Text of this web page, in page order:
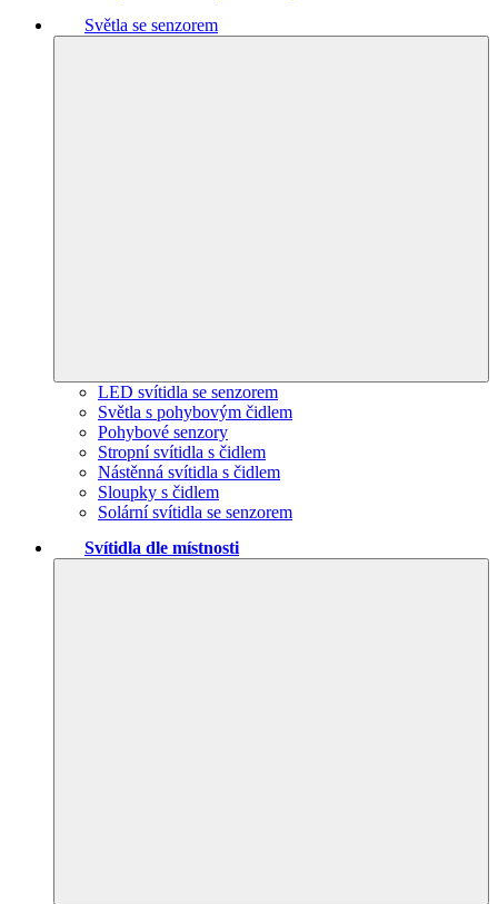
Světla se senzorem
LED svítidla se senzorem
Světla s pohybovým čidlem
Pohybové senzory
Stropní svítidla s čidlem
Nástěnná svítidla s čidlem
Sloupky s čidlem
Solární svítidla se senzorem
Svítidla dle místnosti